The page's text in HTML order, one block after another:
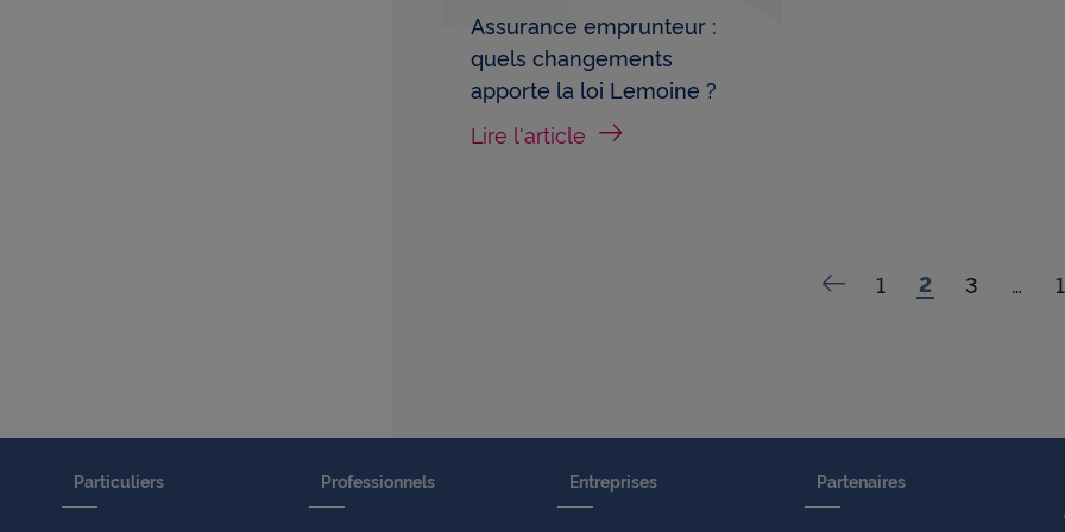
Assurance emprunteur :
quels changements
apporte la loi Lemoine ?
Lire l'article
page
Précédent
page
1 page
2 (current)
page
3 page
Particuliers Professionnels Entreprises Partenaires